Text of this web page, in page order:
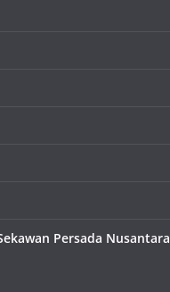
Persada Nusantara